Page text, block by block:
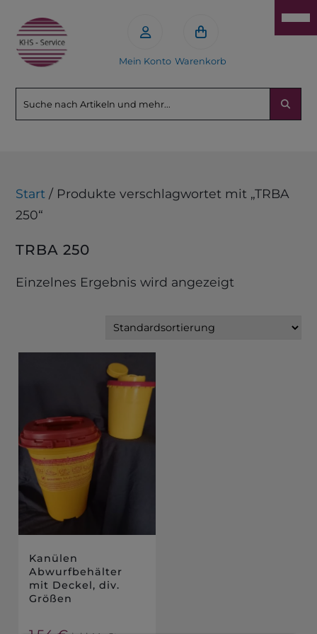
Mein Konto Warenkorb
Start / Produkte verschlagwortet mit „TRBA
250“
TRBA 250
Einzelnes Ergebnis wird angezeigt
Kanülen
Abwurfbehälter
mit Deckel, div.
Größen